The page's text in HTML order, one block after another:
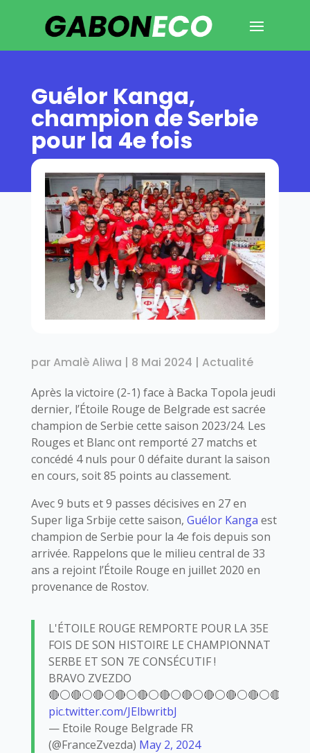
Guélor Kanga,
champion de Serbie
pour la 4e fois
parAmalè Aliwa | 8 Mai 2024 | Actualité
Après la victoire (2-1) face à Backa Topola jeudi
dernier, l’Étoile Rouge de Belgrade est sacrée
champion de Serbie cette saison 2023/24. Les
Rouges et Blanc ont remporté 27 matchs et
concédé 4 nuls pour 0 défaite durant la saison
en cours, soit 85 points au classement.
Avec 9 buts et 9 passes décisives en 27 en
Super liga Srbije cette saison, Guélor Kanga est
champion de Serbie pour la 4e fois depuis son
arrivée. Rappelons que le milieu central de 33
ans a rejoint l’Étoile Rouge en juillet 2020 en
provenance de Rostov.
L'ÉTOILE ROUGE REMPORTE POUR LA 35E
FOIS DE SON HISTOIRE LE CHAMPIONNAT
SERBE ET SON 7E CONSÉCUTIF !
BRAVO ZVEZDO
pic.twitter.com/JElbwritbJ
— Etoile Rouge Belgrade FR
(@FranceZvezda) May 2, 2024